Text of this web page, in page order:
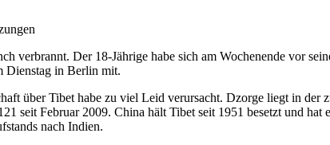
verbrannt. Der 18-Jährige habe sich am Wochenende vor
Dienstag in Berlin mit.
über Tibet habe zu viel Leid verursacht. Dzorge liegt in
seit Februar 2009. China hält Tibet seit 1951 besetzt und
nach Indien.